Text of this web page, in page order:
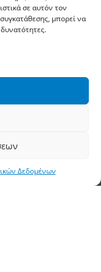
σε αυτόν τον
μπορεί να
Δεδομένων